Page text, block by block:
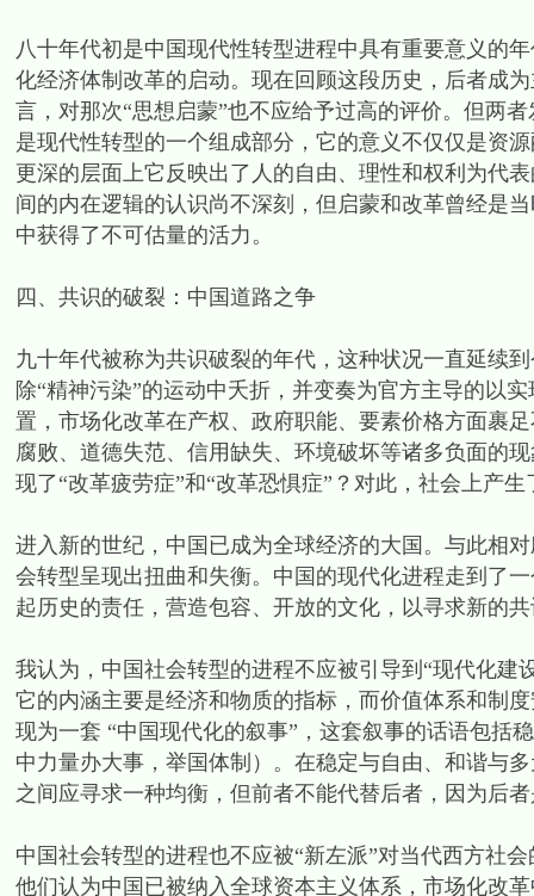
八十年代初是中国现代性转型进程中具有重要意义的
化经济体制改革的启动。现在回顾这段历史，后者成
言，对那次“思想启蒙”也不应给予过高的评价。但两
是现代性转型的一个组成部分，它的意义不仅仅是资
更深的层面上它反映出了人的自由、理性和权利为代
间的内在逻辑的认识尚不深刻，但启蒙和改革曾经是
中获得了不可估量的活力。
四、共识的破裂：中国道路之争
九十年代被称为共识破裂的年代，这种状况一直延续
除“精神污染”的运动中夭折，并变奏为官方主导的以
置，市场化改革在产权、政府职能、要素价格方面裹
腐败、道德失范、信用缺失、环境破坏等诸多负面的
现了“改革疲劳症”和“改革恐惧症”？对此，社会上产
进入新的世纪，中国已成为全球经济的大国。与此相
会转型呈现出扭曲和失衡。中国的现代化进程走到了
起历史的责任，营造包容、开放的文化，以寻求新的
我认为，中国社会转型的进程不应被引导到“现代化建
它的内涵主要是经济和物质的指标，而价值体系和制
现为一套 “中国现代化的叙事”，这套叙事的话语包括
中力量办大事，举国体制）。在稳定与自由、和谐与
之间应寻求一种均衡，但前者不能代替后者，因为后
中国社会转型的进程也不应被“新左派”对当代西方社
他们认为中国已被纳入全球资本主义体系，市场化改